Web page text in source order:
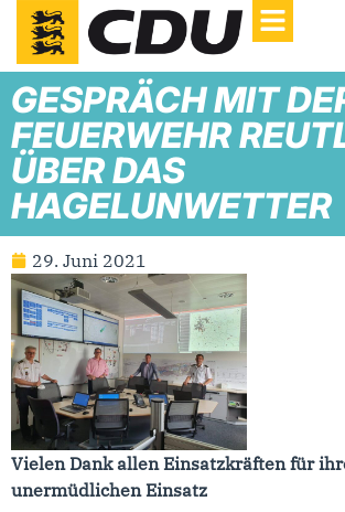
GESPRÄCH MIT
FEUERWEHR
ÜBER DAS
HAGELUNWETTER
29. Juni 2021
Vielen Dank allen Einsatzkräften für
unermüdlichen Einsatz